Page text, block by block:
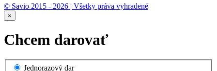
© Savio 2015 - 2026 | Všetky práva vyhradené
×
Chcem darovať
Jednorazový dar